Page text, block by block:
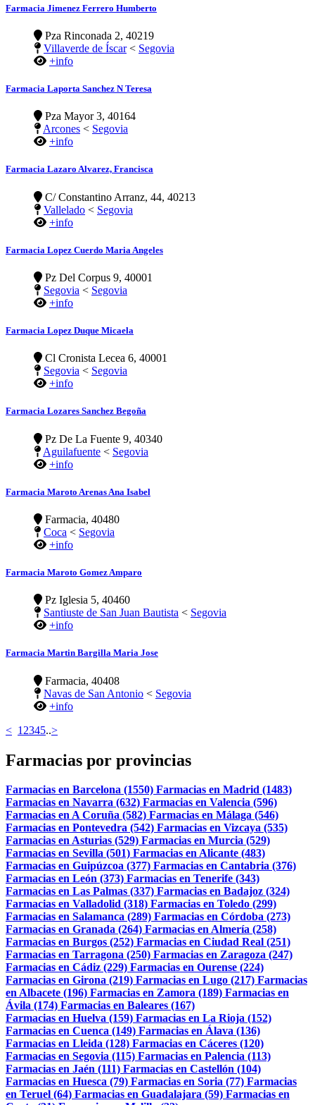
Farmacia Jimenez Ferrero Humberto
Pza Rinconada 2, 40219
Villaverde de Íscar< Segovia
+info
Farmacia Laporta Sanchez N Teresa
Pza Mayor 3, 40164
Arcones < Segovia
+info
Farmacia Lazaro Alvarez, Francisca
C/ Constantino Arranz, 44, 40213
Vallelado < Segovia
+info
Farmacia Lopez Cuerdo Maria Angeles
Pz Del Corpus 9, 40001
Segovia < Segovia
+info
Farmacia Lopez Duque Micaela
Cl Cronista Lecea 6, 40001
Segovia < Segovia
+info
Farmacia Lozares Sanchez Begoña
Pz De La Fuente 9, 40340
Aguilafuente < Segovia
+info
Farmacia Maroto Arenas Ana Isabel
Farmacia, 40480
Coca < Segovia
+info
Farmacia Maroto Gomez Amparo
Pz Iglesia 5, 40460
Santiuste de San Juan Bautista < Segovia
+info
Farmacia Martin Bargilla Maria Jose
Farmacia, 40408
Navas de San Antonio < Segovia
+info
< 1 2345..>
Farmacias por provincias
Farmacias en Barcelona (1550) Farmacias en Madrid (1483)
Farmacias en Navarra (632) Farmacias en Valencia (596)
Farmacias en A Coruña (582) Farmacias en Málaga (546)
Farmacias en Pontevedra (542) Farmacias en Vizcaya (535)
Farmacias en Asturias (529) Farmacias en Murcia (529)
Farmacias en Sevilla (501) Farmacias en Alicante (483)
Farmacias en Guipúzcoa (377) Farmacias en Cantabria (376)
Farmacias en León (373) Farmacias en Tenerife (343)
Farmacias en Las Palmas (337) Farmacias en Badajoz (324)
Farmacias en Valladolid (318) Farmacias en Toledo (299)
Farmacias en Salamanca (289) Farmacias en Córdoba (273)
Farmacias en Granada (264) Farmacias en Almería (258)
Farmacias en Burgos (252) Farmacias en Ciudad Real (251)
Farmacias en Tarragona (250) Farmacias en Zaragoza (247)
Farmacias en Cádiz (229) Farmacias en Ourense (224)
Farmacias en Girona (219) Farmacias en Lugo (217) Farmacias
en Albacete (196) Farmacias en Zamora (189) Farmacias en
Ávila (174) Farmacias en Baleares (167)
Farmacias en Huelva (159) Farmacias en La Rioja (152)
Farmacias en Cuenca (149) Farmacias en Álava (136)
Farmacias en Lleida (128) Farmacias en Cáceres (120)
Farmacias en Segovia (115) Farmacias en Palencia (113)
Farmacias en Jaén (111) Farmacias en Castellón (104)
Farmacias en Huesca (79) Farmacias en Soria (77) Farmacias
en Teruel (64) Farmacias en Guadalajara (59) Farmacias en